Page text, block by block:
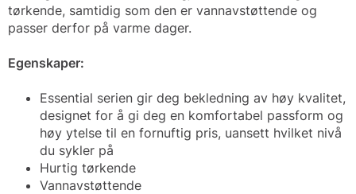
tørkende, samtidig som den er vannavstøttende og
passer derfor på varme dager.
Egenskaper:
Essential serien gir deg bekledning av høy kvalitet,
designet for å gi deg en komfortabel passform og
høy ytelse til en fornuftig pris, uansett hvilket nivå
du sykler på
Hurtig tørkende
Vannavstøttende